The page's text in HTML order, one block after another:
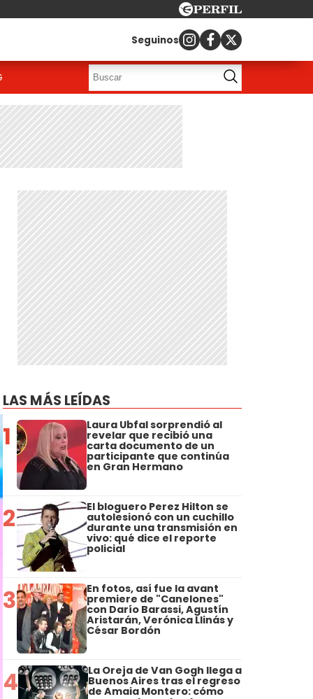
Seguinos
LAS MÁS LEÍDAS
1 Laura Ubfal sorprendió al
revelar que recibió una
carta documento de un
participante que continúa
en Gran Hermano
2 El bloguero Perez Hilton se
autolesionó con un cuchillo
durante una transmisión en
vivo: qué dice el reporte
policial
3 En fotos, así fue la avant
premiere de "Canelones"
con Darío Barassi, Agustín
Aristarán, Verónica Llinás y
César Bordón
4 La Oreja de Van Gogh llega a
Buenos Aires tras el regreso
de Amaia Montero: cómo